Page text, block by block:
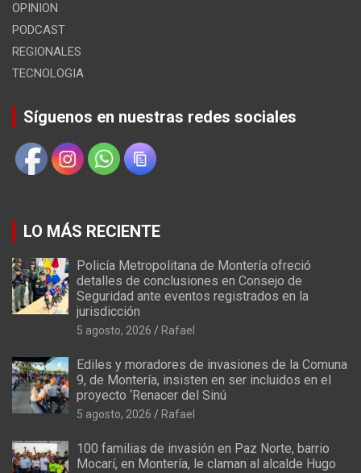
OPINION
PODCAST
REGIONALES
TECNOLOGIA
Síguenos en nuestras redes sociales
LO MÁS RECIENTE
Policía Metropolitana de Montería ofreció
detalles de conclusiones en Consejo de
Seguridad ante eventos registrados en la
jurisdicción
5 agosto, 2026 Rafael
Ediles y moradores de invasiones de la Comuna
9, de Montería, insisten en ser incluidos en el
proyecto ‘Renacer del Sinú
5 agosto, 2026 Rafael
100 familias de invasión en Paz Norte, barrio
Mocarí, en Montería, le claman al alcalde Hugo